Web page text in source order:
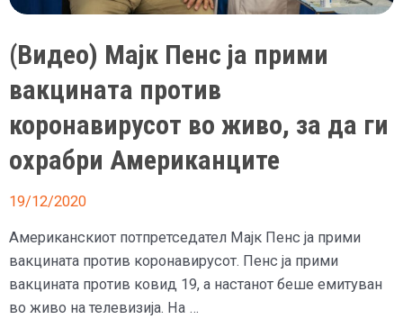
(Видео) Мајк Пенс ја прими
вакцината против
коронавирусот во живо, за да ги
охрабри Американците
19/12/2020
Американскиот потпретседател Мајк Пенс ја прими
вакцината против коронавирусот. Пенс ја прими
вакцината против ковид 19, а настанот беше емитуван
во живо на телевизија. На …